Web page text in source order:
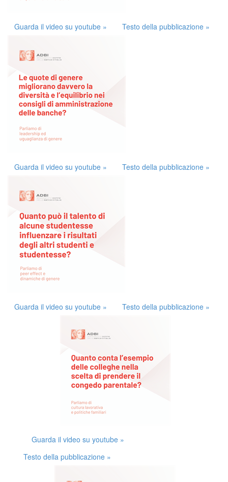
Guarda il video su youtube » Testo della pubblicazione »
Guarda il video su youtube » Testo della pubblicazione »
Guarda il video su youtube » Testo della pubblicazione »
Guarda il video su youtube »
Testo della pubblicazione »